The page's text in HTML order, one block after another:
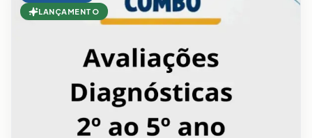
LANÇAMENTO